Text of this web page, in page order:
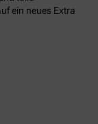
ein neues Extra